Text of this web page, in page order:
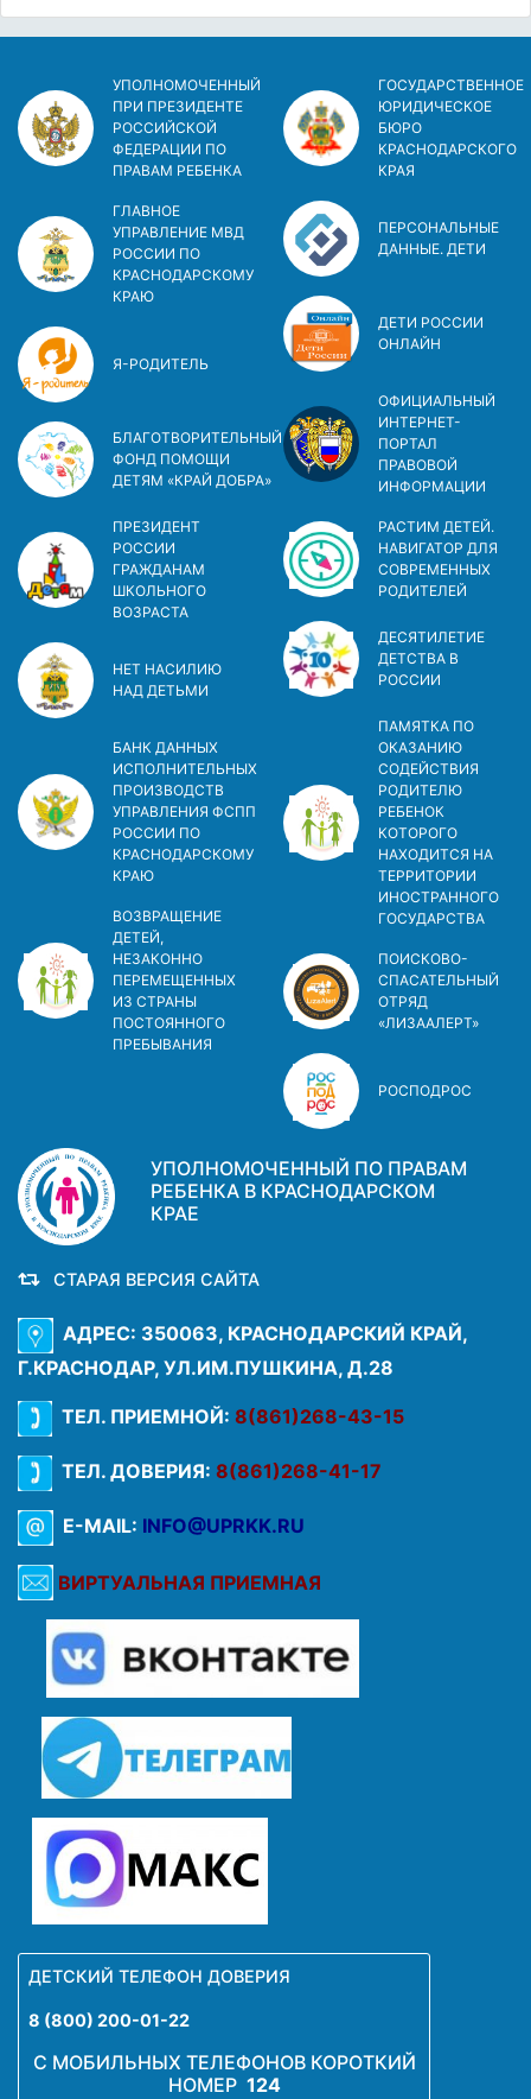
УПОЛНОМОЧЕННЫЙ
ПРИ ПРЕЗИДЕНТЕ
РОССИЙСКОЙ
ФЕДЕРАЦИИ ПО
ПРАВАМ РЕБЕНКА
ГЛАВНОЕ
УПРАВЛЕНИЕ МВД
РОССИИ ПО
КРАСНОДАРСКОМУ
КРАЮ
Я-РОДИТЕЛЬ
БЛАГОТВОРИТЕЛЬНЫЙ
ФОНД ПОМОЩИ
ДЕТЯМ «КРАЙ ДОБРА»
ПРЕЗИДЕНТ
РОССИИ
ГРАЖДАНАМ
ШКОЛЬНОГО
ВОЗРАСТА
НЕТ НАСИЛИЮ
НАД ДЕТЬМИ
БАНК ДАННЫХ
ИСПОЛНИТЕЛЬНЫХ
ПРОИЗВОДСТВ
УПРАВЛЕНИЯ ФСПП
РОССИИ ПО
КРАСНОДАРСКОМУ
КРАЮ
ВОЗВРАЩЕНИЕ
ДЕТЕЙ,
НЕЗАКОННО
ПЕРЕМЕЩЕННЫХ
ИЗ СТРАНЫ
ПОСТОЯННОГО
ПРЕБЫВАНИЯ
ГОСУДАРСТВЕННОЕ
ЮРИДИЧЕСКОЕ
БЮРО
КРАСНОДАРСКОГО
КРАЯ
ПЕРСОНАЛЬНЫЕ
ДАННЫЕ. ДЕТИ
ДЕТИ РОССИИ
ОНЛАЙН
ОФИЦИАЛЬНЫЙ
ИНТЕРНЕТ-
ПОРТАЛ
ПРАВОВОЙ
ИНФОРМАЦИИ
РАСТИМ ДЕТЕЙ.
НАВИГАТОР ДЛЯ
СОВРЕМЕННЫХ
РОДИТЕЛЕЙ
ДЕСЯТИЛЕТИЕ
ДЕТСТВА В
РОСCИИ
ПАМЯТКА ПО
ОКАЗАНИЮ
СОДЕЙСТВИЯ
РОДИТЕЛЮ
РЕБЕНОК
КОТОРОГО
НАХОДИТСЯ НА
ТЕРРИТОРИИ
ИНОСТРАННОГО
ГОСУДАРСТВА
ПОИСКОВО-
СПАСАТЕЛЬНЫЙ
ОТРЯД
«ЛИЗААЛЕРТ»
РОСПОДРОС
УПОЛНОМОЧЕННЫЙ ПО ПРАВАМ
РЕБЕНКА В КРАСНОДАРСКОМ
КРАЕ
СТАРАЯ ВЕРСИЯ САЙТА
АДРЕС: 350063, КРАСНОДАРСКИЙ КРАЙ,
Г.КРАСНОДАР, УЛ.ИМ.ПУШКИНА, Д.28
ТЕЛ. ПРИЕМНОЙ: 8(861)268-43-15
ТЕЛ. ДОВЕРИЯ: 8(861)268-41-17
E-MAIL: INFO@UPRKK.RU
ВИРТУАЛЬНАЯ ПРИЕМНАЯ
ДЕТСКИЙ ТЕЛЕФОН ДОВЕРИЯ
8 (800) 200-01-22
С МОБИЛЬНЫХ ТЕЛЕФОНОВ КОРОТКИЙ
НОМЕР 124